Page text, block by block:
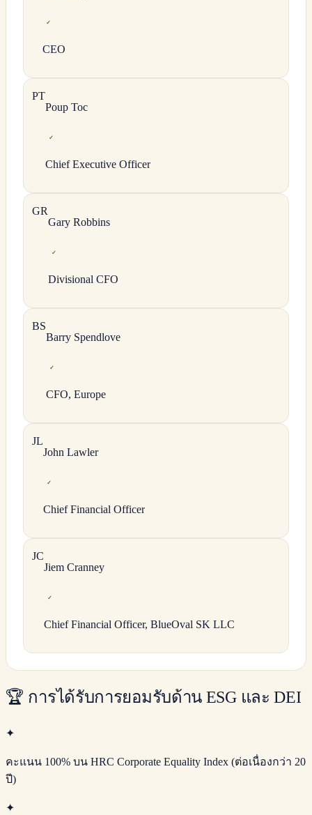
✓
CEO
PT
Poup Toc
✓
Chief Executive Officer
GR
Gary Robbins
✓
Divisional CFO
BS
Barry Spendlove
✓
CFO, Europe
JL
John Lawler
✓
Chief Financial Officer
JC
Jiem Cranney
✓
Chief Financial Officer, BlueOval SK LLC
🏆 การได้รับการยอมรับด้าน ESG และ DEI
✦
คะแนน 100% บน HRC Corporate Equality Index (ต่อเนื่องกว่า 20
ปี)
✦